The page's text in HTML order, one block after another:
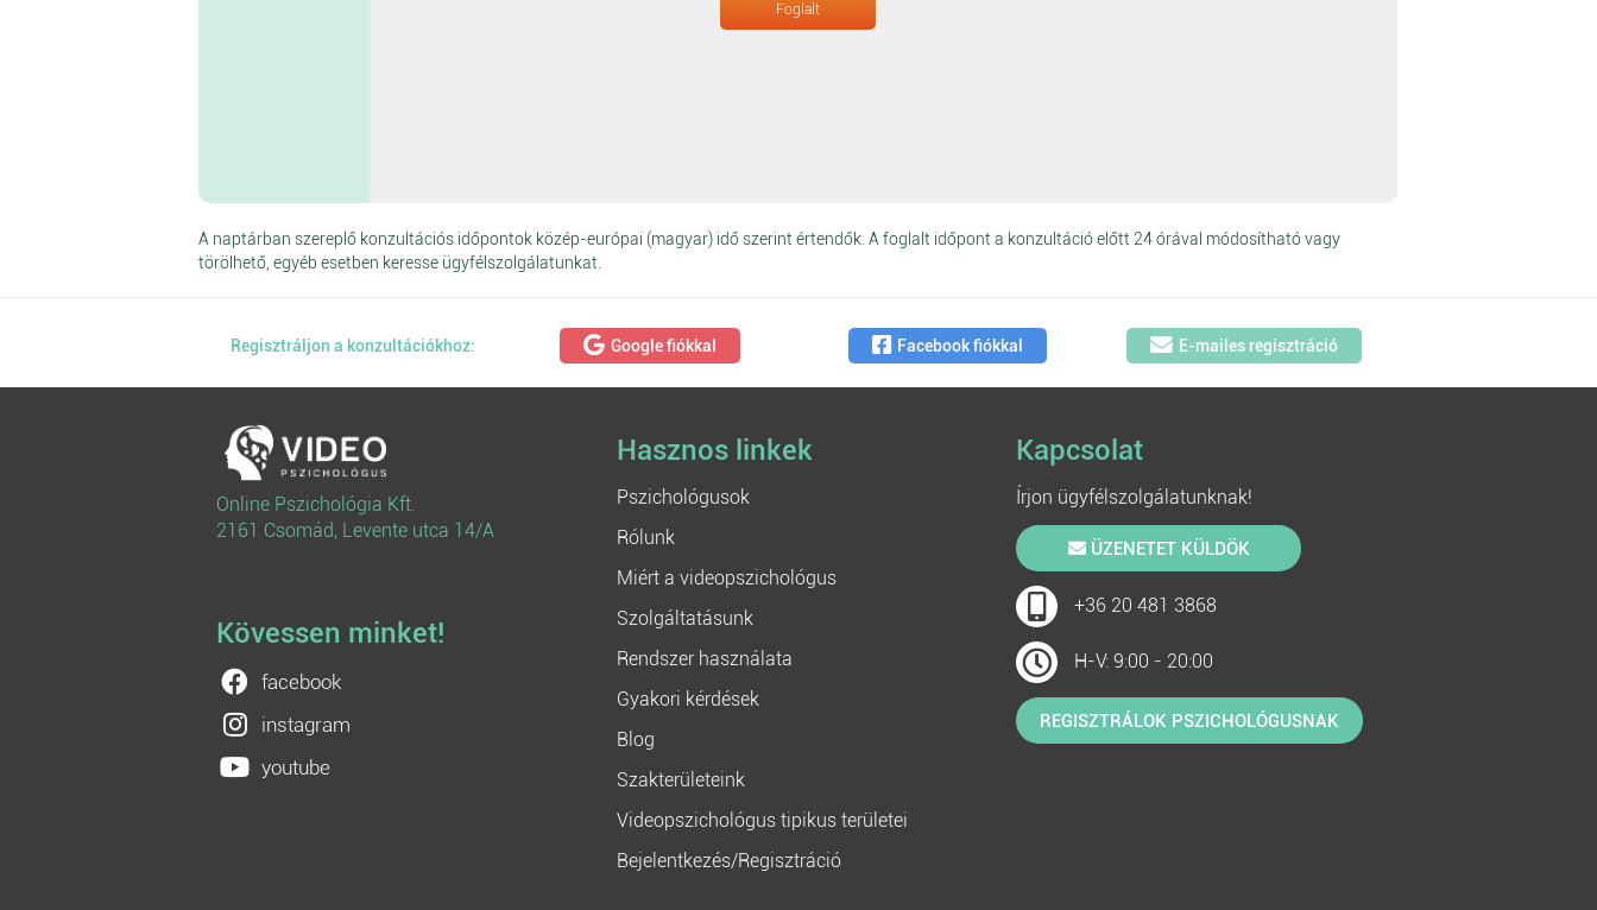
Foglalt
A naptárban szereplő konzultációs időpontok közép-európai (magyar) idő szerint értendők. A foglalt időpont a konzultáció előtt 24 órával módosítható vagy
törölhető, egyéb esetben keresse ügyfélszolgálatunkat.
Regisztráljon a konzultációkhoz: Google fiókkal Facebook fiókkal E-mailes regisztráció
Online Pszichológia Kft.
2161 Csomád, Levente utca 14/A
Kövessen minket!
facebook
instagram
youtube
Hasznos linkek
Pszichológusok
Rólunk
Miért a videopszichológus
Szolgáltatásunk
Rendszer használata
Gyakori kérdések
Blog
Szakterületeink
Videopszichológus tipikus területei
Bejelentkezés/Regisztráció
Kapcsolat
Írjon ügyfélszolgálatunknak!
ÜZENETET KÜLDÖK
+36 20 481 3868
H-V: 9:00 - 20:00
REGISZTRÁLOK PSZICHOLÓGUSNAK